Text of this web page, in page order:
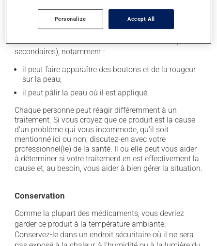
Effets indésirables
En plus de ses effets recherchés, ce produit peut à
l'occasion entraîner certains effets indésirables (effets
secondaires), notamment :
il peut faire apparaître des boutons et de la rougeur
sur la peau;
il peut pâlir la peau où il est appliqué.
Chaque personne peut réagir différemment à un
traitement. Si vous croyez que ce produit est la cause
d'un problème qui vous incommode, qu'il soit
mentionné ici ou non, discutez-en avec votre
professionnel(le) de la santé. Il ou elle peut vous aider
à déterminer si votre traitement en est effectivement la
cause et, au besoin, vous aider à bien gérer la situation.
Conservation
Comme la plupart des médicaments, vous devriez
garder ce produit à la température ambiante.
Conservez-le dans un endroit sécuritaire où il ne sera
Personalize Accept All